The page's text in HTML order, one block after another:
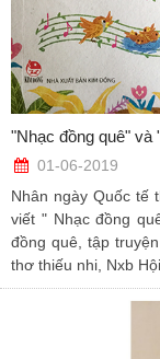
"Nhạc đồng quê"
01-06-2019
Nhân ngày Quốc tế
viết " Nhạc đồng
đồng quê, tập
thơ thiếu nhi, Nxb